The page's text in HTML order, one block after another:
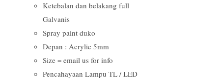
Ketebalan dan belakang full
Galvanis
Spray paint duko
Depan : Acrylic 5mm
Size = email us for info
Pencahayaan Lampu TL / LED